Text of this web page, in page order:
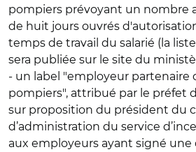
pompiers prévoyant un nombre
de huit jours ouvrés
temps de travail du salarié (la
sera publiée sur le site du
- un label "employeur partenaire
pompiers", attribué par le préfet
sur proposition du président du
d’administration du service
aux employeurs ayant signé